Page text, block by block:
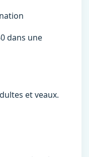
dans une
et veaux.